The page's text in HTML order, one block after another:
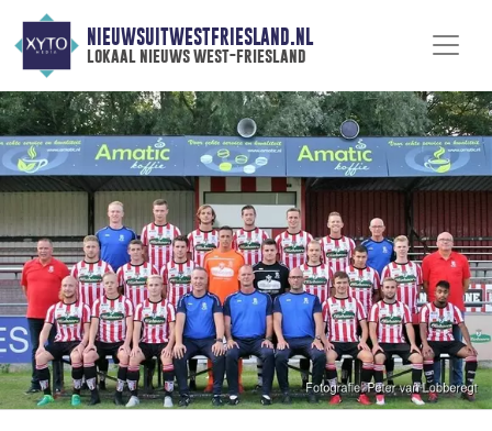
NIEUWSUITWESTFRIESLAND.NL
lokaal nieuws west-friesland